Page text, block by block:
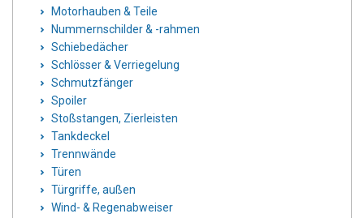
Motorhauben & Teile
Nummernschilder & -rahmen
Schiebedächer
Schlösser & Verriegelung
Schmutzfänger
Spoiler
Stoßstangen, Zierleisten
Tankdeckel
Trennwände
Türen
Türgriffe, außen
Wind- & Regenabweiser